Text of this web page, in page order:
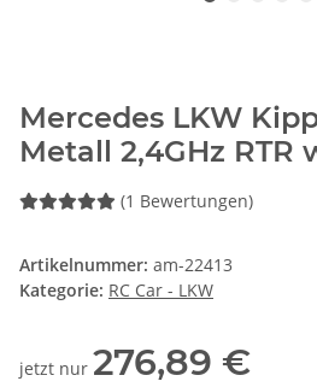
Mercedes LKW
Metall 2,4GHz RTR
(1 Bewertungen)
Artikelnummer: am-22413
Kategorie: RC Car - LKW
jetzt nur 276,89 €